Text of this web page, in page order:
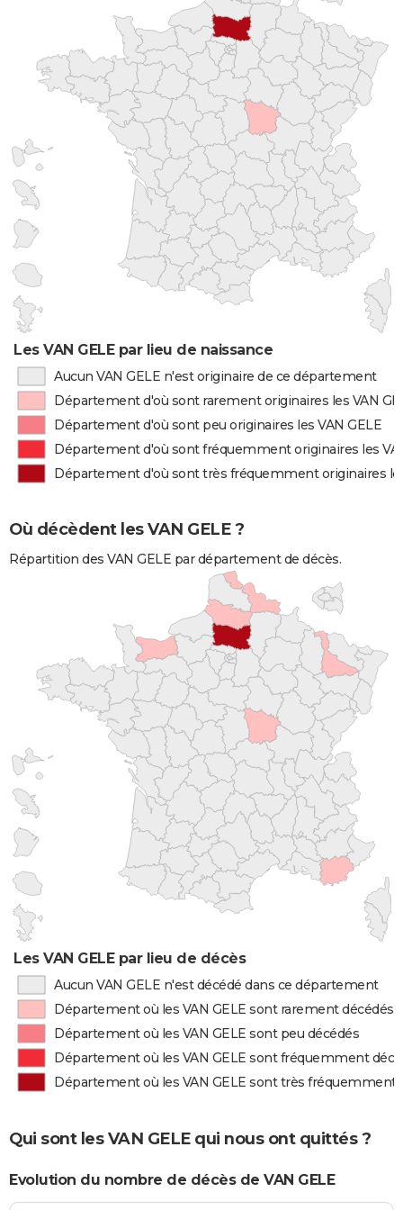
Les VAN GELE par lieu de naissance
Aucun VAN GELE n'est originaire de ce département
Département d'où sont rarement originaires les VAN
Département d'où sont peu originaires les VAN GELE
Département d'où sont fréquemment originaires les
Département d'où sont très fréquemment originaires
Où décèdent les VAN GELE ?
Répartition des VAN GELE par département de décès.
Les VAN GELE par lieu de décès
Aucun VAN GELE n'est décédé dans ce département
Département où les VAN GELE sont rarement décédés
Département où les VAN GELE sont peu décédés
Département où les VAN GELE sont fréquemment
Département où les VAN GELE sont très fréquemment
Qui sont les VAN GELE qui nous ont quittés ?
Evolution du nombre de décès de VAN GELE